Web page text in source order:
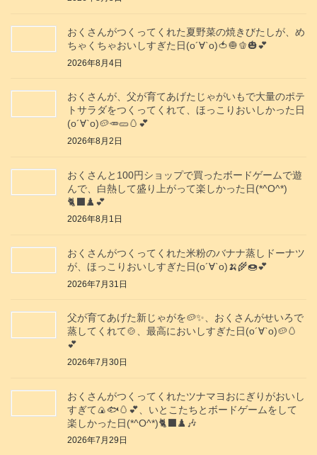
おくさんがつくってくれた夏野菜の焼きびたしが、め
ちゃくちゃおいしすぎた日(о´∀`о)🍅🧅🫑🎃💕
2026年8月4日
おくさんが、父が育てあげたじゃがいもで大量のポテ
トサラダをつくってくれて、ほっこりおいしかった日
(о´∀`о)🥔🥕🥒🥚💕
2026年8月2日
おくさんと100円ショップで買ったボードゲームで遊
んで、白熱して盛り上がって楽しかった日(*^O^*)
🐈‍⬛♟️💕
2026年8月1日
おくさんがつくってくれた米粉のバナナ蒸しドーナツ
が、ほっこりおいしすぎた日(о´∀`о)🍌🌾🍩💕
2026年7月31日
父が育てあげた新じゃがを🥔✨️、おくさんがせいろで
蒸してくれて🍲、最高においしすぎた日(о´∀`о)🥔🥚
💕
2026年7月30日
おくさんがつくってくれたツナマヨおにぎりがおいし
すぎて🍙🐟️🥚💕、いとこたちとボードゲームをして
楽しかった日(*^O^*)🐈‍⬛♟️🎶
2026年7月29日